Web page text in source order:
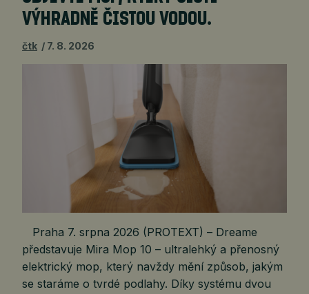
VÝHRADNĚ ČISTOU VODOU.
čtk 7. 8. 2026
Praha 7. srpna 2026 (PROTEXT) – Dreame
představuje Mira Mop 10 – ultralehký a přenosný
elektrický mop, který navždy mění způsob, jakým
se staráme o tvrdé podlahy. Díky systému dvou